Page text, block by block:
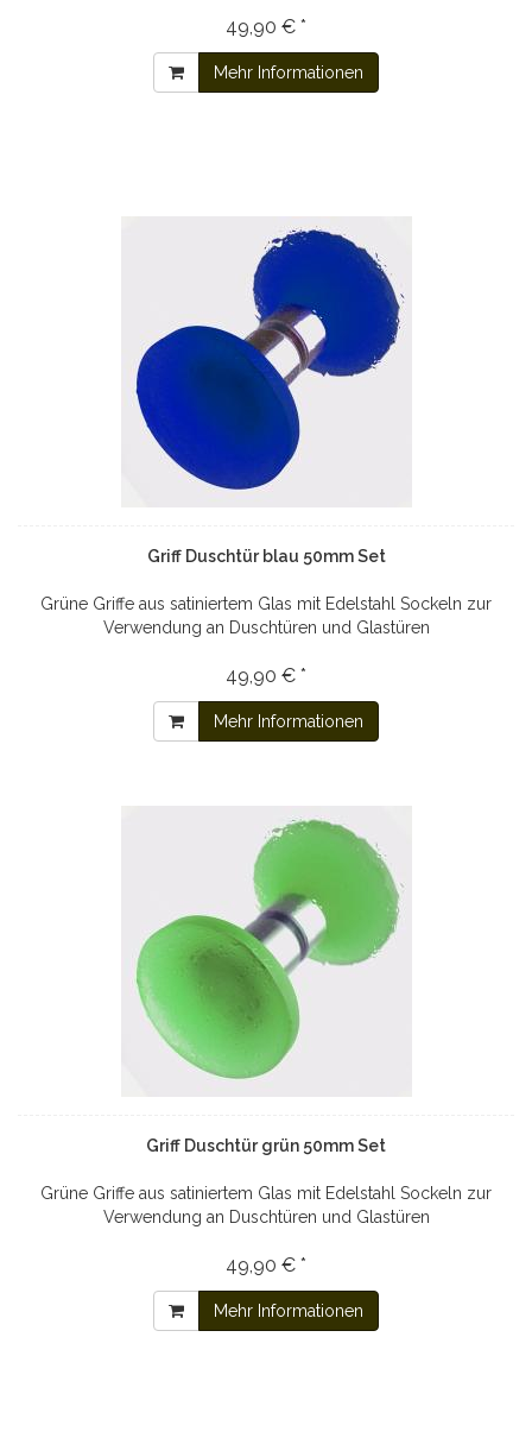
49,90 € *
Mehr Informationen
Griff Duschtür blau 50mm Set
Grüne Griffe aus satiniertem Glas mit Edelstahl Sockeln zur
Verwendung an Duschtüren und Glastüren
49,90 € *
Mehr Informationen
Griff Duschtür grün 50mm Set
Grüne Griffe aus satiniertem Glas mit Edelstahl Sockeln zur
Verwendung an Duschtüren und Glastüren
49,90 € *
Mehr Informationen